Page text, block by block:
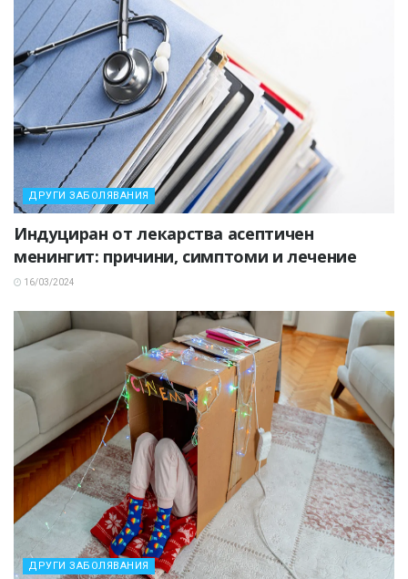
ДРУГИ ЗАБОЛЯВАНИЯ
Индуциран от лекарства асептичен
менингит: причини, симптоми и лечение
16/03/2024
ДРУГИ ЗАБОЛЯВАНИЯ